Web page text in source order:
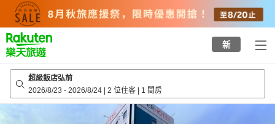
top
page
新
超級飯店弘前
2026/8/23 - 2026/8/24 | 2 位住客 | 1 間房